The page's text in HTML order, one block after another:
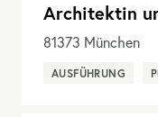
Architektin
81373 München
AUSFÜHRUNG